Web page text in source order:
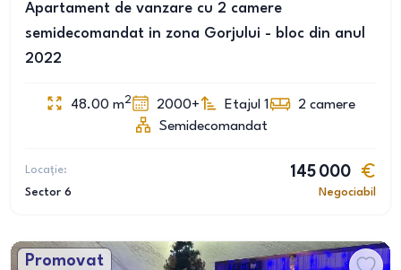
Apartament de vanzare cu 2 camere
semidecomandat in zona Gorjului - bloc din anul
2022
48.00 m2 2000+ Etajul 1 2 camere
Semidecomandat
Locație:
Sector 6
145 000
Negociabil
Promovat